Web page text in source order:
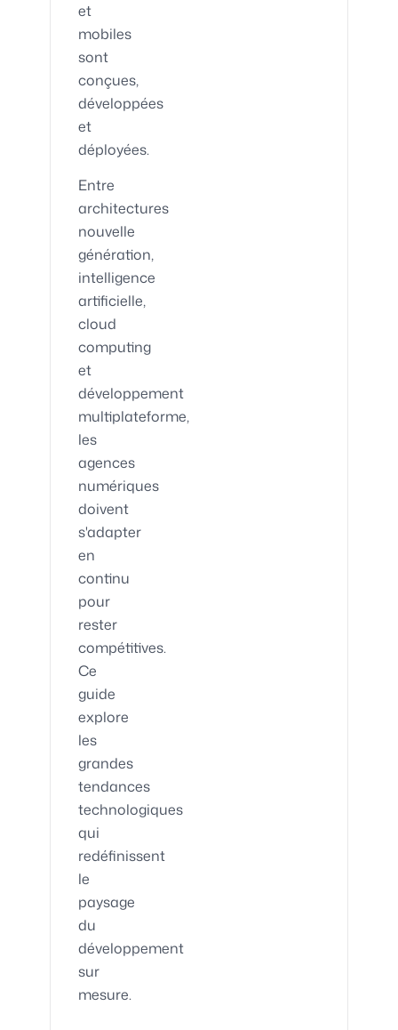
et
mobiles
sont
conçues,
développées
et
déployées.
Entre
architectures
nouvelle
génération,
intelligence
artificielle,
cloud
computing
et
développement
multiplateforme,
les
agences
numériques
doivent
s'adapter
en
continu
pour
rester
compétitives.
Ce
guide
explore
les
grandes
tendances
technologiques
qui
redéfinissent
le
paysage
du
développement
sur
mesure.